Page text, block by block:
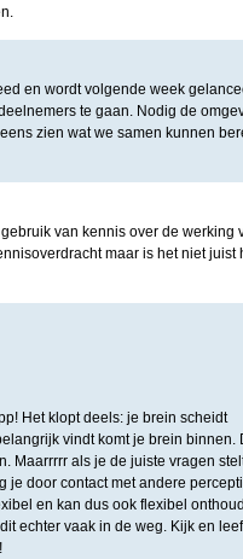
en wordt volgende week
te gaan. Nodig de
zien wat we samen kunnen
van kennis over de werking
maar is het niet juist
Het klopt deels: je brein scheidt
vindt komt je brein binnen.
Maarrrrr als je de juiste vragen
je door contact met andere
en kan dus ook flexibel
echter vaak in de weg. Kijk en